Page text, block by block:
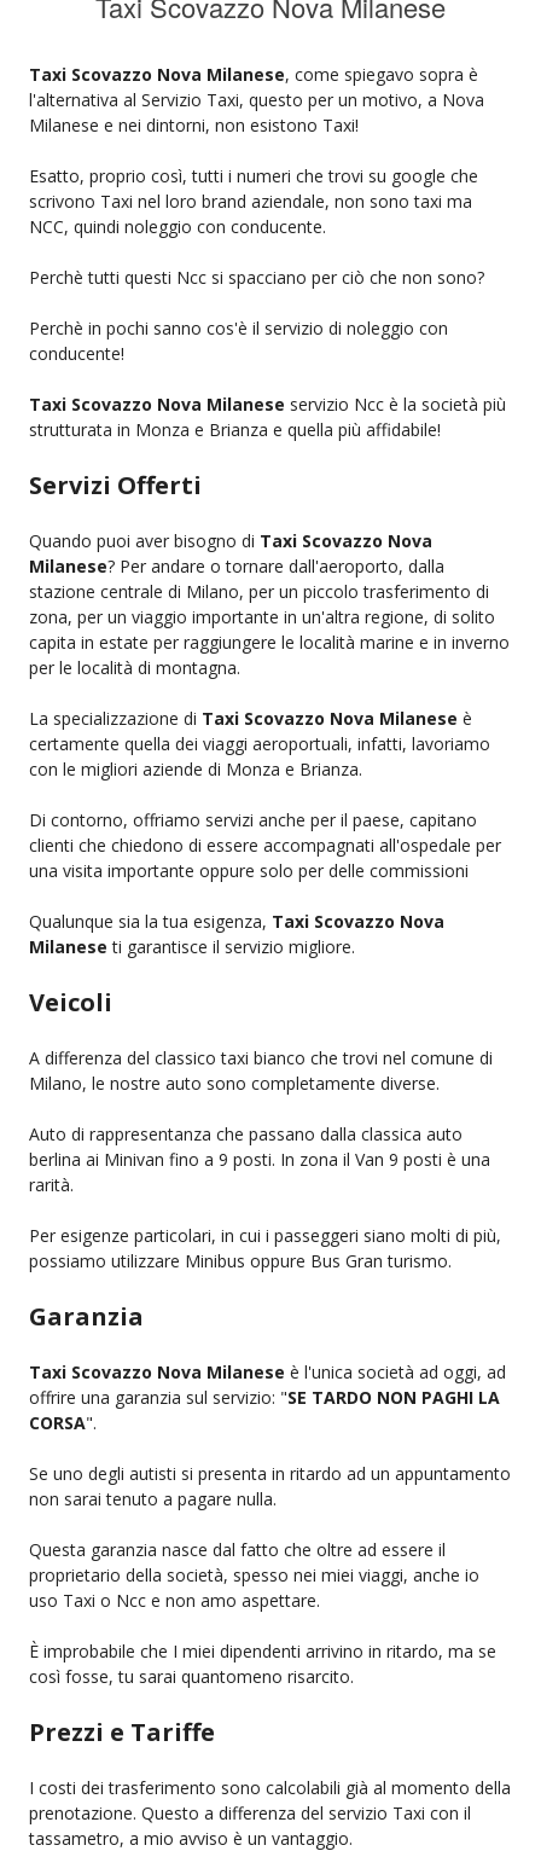
Taxi Scovazzo Nova Milanese, come spiegavo sopra è
l'alternativa al Servizio Taxi, questo per un motivo, a Nova
Milanese e nei dintorni, non esistono Taxi!
Esatto, proprio così, tutti i numeri che trovi su google che
scrivono Taxi nel loro brand aziendale, non sono taxi ma
NCC, quindi noleggio con conducente.
Perchè tutti questi Ncc si spacciano per ciò che non sono?
Perchè in pochi sanno cos'è il servizio di noleggio con
conducente!
Taxi Scovazzo Nova Milanese servizio Ncc è la società più
strutturata in Monza e Brianza e quella più affidabile!
Servizi Offerti
Quando puoi aver bisogno di Taxi Scovazzo Nova
Milanese? Per andare o tornare dall'aeroporto, dalla
stazione centrale di Milano, per un piccolo trasferimento di
zona, per un viaggio importante in un'altra regione, di solito
capita in estate per raggiungere le località marine e in inverno
per le località di montagna.
La specializzazione di Taxi Scovazzo Nova Milanese è
certamente quella dei viaggi aeroportuali, infatti, lavoriamo
con le migliori aziende di Monza e Brianza.
Di contorno, offriamo servizi anche per il paese, capitano
clienti che chiedono di essere accompagnati all'ospedale per
una visita importante oppure solo per delle commissioni
Qualunque sia la tua esigenza, Taxi Scovazzo Nova
Milanese ti garantisce il servizio migliore.
Veicoli
A differenza del classico taxi bianco che trovi nel comune di
Milano, le nostre auto sono completamente diverse.
Auto di rappresentanza che passano dalla classica auto
berlina ai Minivan fino a 9 posti. In zona il Van 9 posti è una
rarità.
Per esigenze particolari, in cui i passeggeri siano molti di più,
possiamo utilizzare Minibus oppure Bus Gran turismo.
Garanzia
Taxi Scovazzo Nova Milanese è l'unica società ad oggi, ad
offrire una garanzia sul servizio: "SE TARDO NON PAGHI LA
CORSA".
Se uno degli autisti si presenta in ritardo ad un appuntamento
non sarai tenuto a pagare nulla.
Questa garanzia nasce dal fatto che oltre ad essere il
proprietario della società, spesso nei miei viaggi, anche io
uso Taxi o Ncc e non amo aspettare.
È improbabile che I miei dipendenti arrivino in ritardo, ma se
così fosse, tu sarai quantomeno risarcito.
Prezzi e Tariffe
I costi dei trasferimento sono calcolabili già al momento della
prenotazione. Questo a differenza del servizio Taxi con il
tassametro, a mio avviso è un vantaggio.